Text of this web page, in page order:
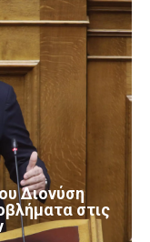
Διονύση
στις